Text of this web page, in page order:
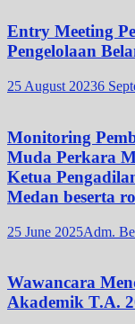
Entry Meeting
Pengelolaan
25 August 20236
Monitoring
Muda Perkara
Ketua
Medan beserta
25 June 2025Adm.
Wawancara
Akademik T.A.